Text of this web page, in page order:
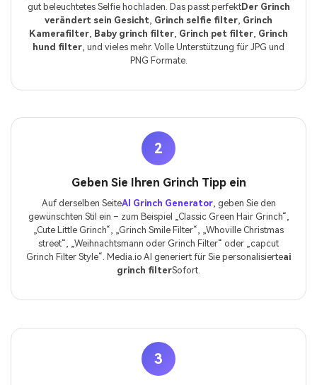
gut beleuchtetes Selfie hochladen. Das passt perfektDer Grinch
verändert sein Gesicht Grinch selfie filter Grinch
Kamerafilter Baby grinch filter Grinch pet filter Grinch
hund filter , und vieles mehr. Volle Unterstützung für JPG und
PNG Formate.
2
Geben Sie Ihren Grinch Tipp ein
Auf derselben SeiteAI Grinch Generator, geben Sie den
gewünschten Stil ein – zum Beispiel „Classic Green Hair Grinch“,
„Cute Little Grinch“, „Grinch Smile Filter“, „Whoville Christmas
street“, „Weihnachtsmann oder Grinch Filter“ oder „capcut
Grinch Filter Style“. Media.io AI generiert für Sie personalisierteai
grinch filterSofort.
3